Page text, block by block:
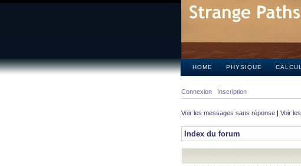
HOME PHYSIQUE CALCUL
Connexion Inscription
Voir les messages sans réponse | Voir
Index du forum